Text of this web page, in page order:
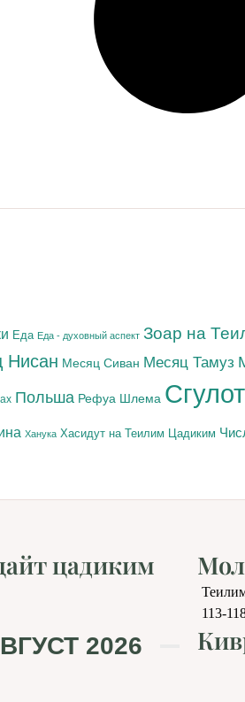
Еда Еда - духовный аспект Зоар на
Нисан Месяц Сиван Месяц Тамуз
Польша Рефуа Шлема Сгулот
Ханука Хасидут на Теилим Цадиким
цадиким
2026
113-